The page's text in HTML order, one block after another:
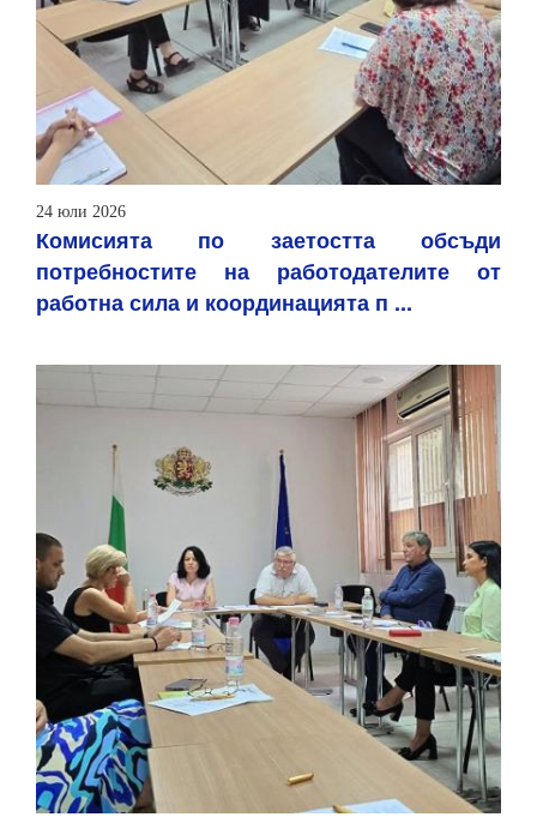
24 юли 2026
Комисията по заетостта обсъди
потребностите на работодателите от
работна сила и координацията п ...